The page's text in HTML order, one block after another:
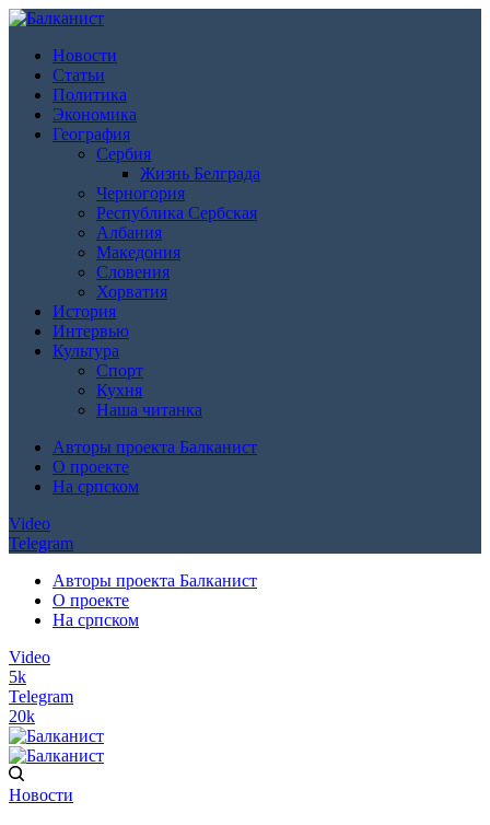
Новости
Статьи
Политика
Экономика
География
Сербия
Жизнь Белграда
Черногория
Республика Сербская
Албания
Македония
Словения
Хорватия
История
Интервью
Культура
Спорт
Кухня
Наша читанка
Авторы проекта Балканист
О проекте
На српском
Video
Telegram
Авторы проекта Балканист
О проекте
На српском
Video
5k
Telegram
20k
Новости